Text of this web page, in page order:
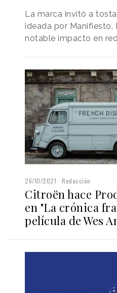
La marca invitó a
ideada por
notable impacto en
26/10/2021 Redacción
Citroën hace
en "La crónica
película de Wes